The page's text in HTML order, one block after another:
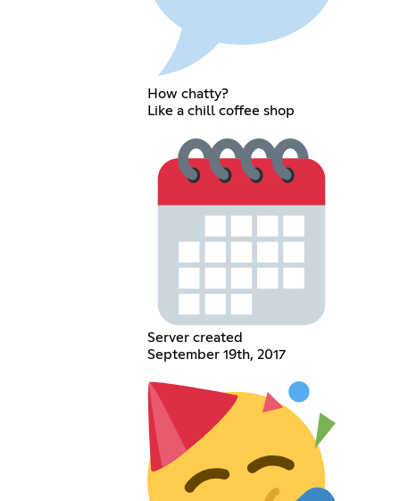
How chatty?
Like a chill coffee shop
Server created
September 19th, 2017